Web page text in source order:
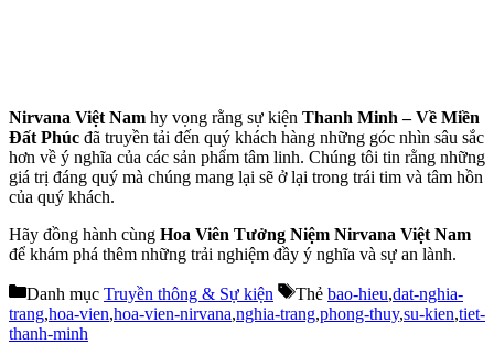
Nirvana Việt Nam hy vọng rằng sự kiện Thanh Minh – Về Miền
Đất Phúc đã truyền tải đến quý khách hàng những góc nhìn sâu sắc
hơn về ý nghĩa của các sản phẩm tâm linh. Chúng tôi tin rằng những
giá trị đáng quý mà chúng mang lại sẽ ở lại trong trái tim và tâm hồn
của quý khách.
Hãy đồng hành cùng Hoa Viên Tưởng Niệm Nirvana Việt Nam
để khám phá thêm những trải nghiệm đầy ý nghĩa và sự an lành.
Danh mục Truyền thông & Sự kiện Thẻ bao-hieu,dat-nghia-
trang,hoa-vien,hoa-vien-nirvana,nghia-trang,phong-thuy,su-kien,tiet-
thanh-minh